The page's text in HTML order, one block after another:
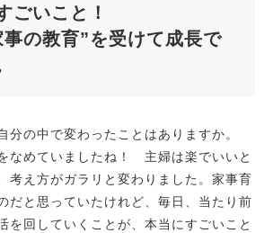
ごいこと！
の教育”を受けて成長で
の中で変わったことはありますか。
なめていましたね！ 主婦は楽でいいと
考え方がガラリと変わりました。家事育
だと思っていたけれど、毎日、当たり前
を回していくことが、本当にすごいこと